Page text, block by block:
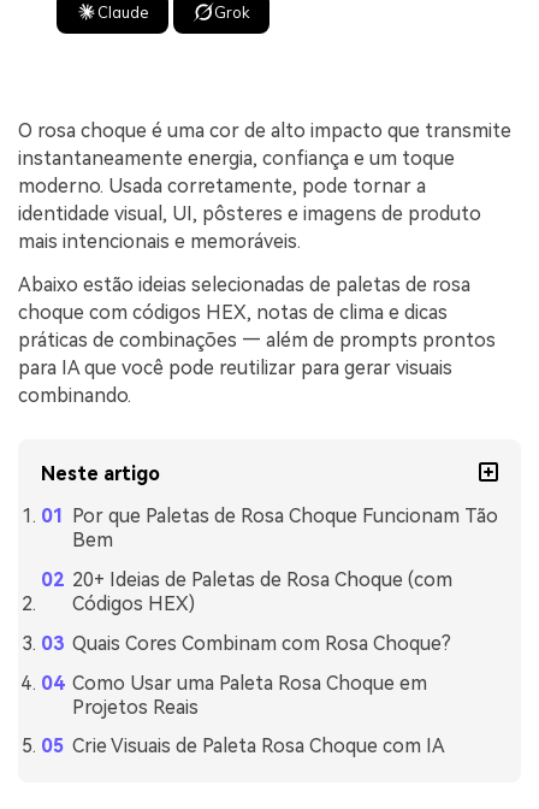
Claude Grok
O rosa choque é uma cor de alto impacto que transmite
instantaneamente energia, confiança e um toque
moderno. Usada corretamente, pode tornar a
identidade visual, UI, pôsteres e imagens de produto
mais intencionais e memoráveis.
Abaixo estão ideias selecionadas de paletas de rosa
choque com códigos HEX, notas de clima e dicas
práticas de combinações — além de prompts prontos
para IA que você pode reutilizar para gerar visuais
combinando.
Neste artigo
Por que Paletas de Rosa Choque Funcionam Tão
Bem
20+ Ideias de Paletas de Rosa Choque (com
Códigos HEX)
Quais Cores Combinam com Rosa Choque?
Como Usar uma Paleta Rosa Choque em
Projetos Reais
Crie Visuais de Paleta Rosa Choque com IA